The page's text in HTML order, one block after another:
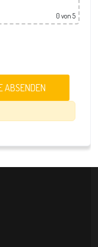
0 von 5